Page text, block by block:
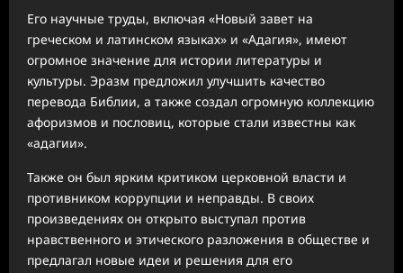
Его научные труды, включая «Новый завет на
греческом и латинском языках» и «Адагия», имеют
огромное значение для истории литературы и
культуры. Эразм предложил улучшить качество
перевода Библии, а также создал огромную коллекцию
афоризмов и пословиц, которые стали известны как
«адагии».
Также он был ярким критиком церковной власти и
противником коррупции и неправды. В своих
произведениях он открыто выступал против
нравственного и этического разложения в обществе и
предлагал новые идеи и решения для его